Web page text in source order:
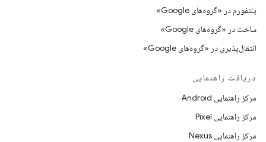
پلتفورم در «گروه‌های Google»
ساخت در «گروه‌های Google»
انتقال‌پذیری در «گروه‌های Google»
دریافت راهنمایی
مرکز راهنمایی Android
مرکز راهنمایی Pixel
مرکز راهنمایی Nexus